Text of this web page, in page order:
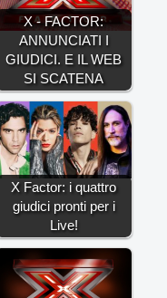
X - FACTOR:
ANNUNCIATI I
GIUDICI. E IL WEB
SI SCATENA
X Factor: i quattro
giudici pronti per i
Live!